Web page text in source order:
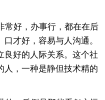
常好，办事行，都在在后
才好，容易与人沟通。
良好的人际关系。这个社
人，一种是静但技术精的